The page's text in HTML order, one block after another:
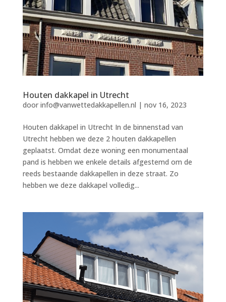
Houten dakkapel in Utrecht
door info@vanwettedakkapellen.nl | nov 16, 2023
Houten dakkapel in Utrecht In de binnenstad van
Utrecht hebben we deze 2 houten dakkapellen
geplaatst. Omdat deze woning een monumentaal
pand is hebben we enkele details afgestemd om de
reeds bestaande dakkapellen in deze straat. Zo
hebben we deze dakkapel volledig...